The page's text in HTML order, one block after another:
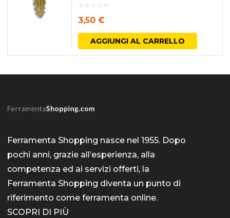
3,50 €
AGGIUNGI AL CARRELLO
Ferramenta Shopping nasce nel 1955. Dopo
pochi anni, grazie all’esperienza, alla
competenza ed ai servizi offerti, la
Ferramenta Shopping diventa un punto di
riferimento come ferramenta online.
SCOPRI DI PIÙ